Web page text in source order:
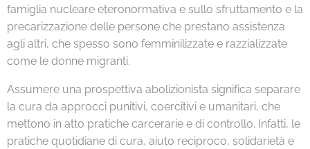
famiglia nucleare eteronormativa e sullo sfruttamento e la
precarizzazione delle persone che prestano assistenza
agli altri, che spesso sono femminilizzate e razzializzate
come le donne migranti.
Assumere una prospettiva abolizionista significa separare
la cura da approcci punitivi, coercitivi e umanitari, che
mettono in atto pratiche carcerarie e di controllo. Infatti, le
pratiche quotidiane di cura, aiuto reciproco, solidarietà e